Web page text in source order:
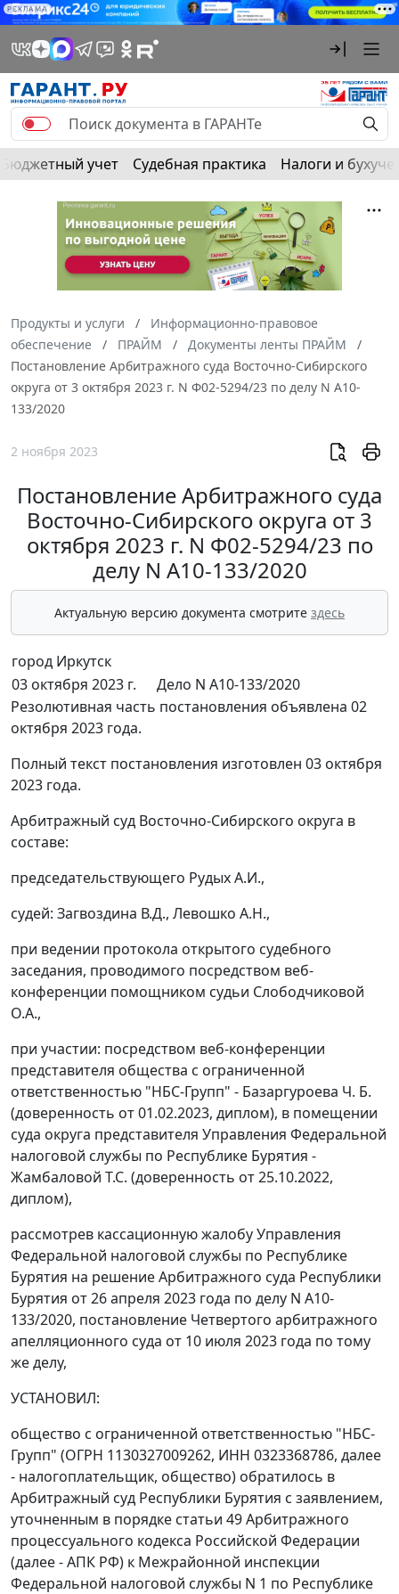
РЕКЛАМА
Бюджетный учет Судебная практика Налоги и
Продукты и услуги
Информационно-правовое
обеспечение
ПРАЙМ
Документы ленты ПРАЙМ
Постановление Арбитражного суда Восточно-Сибирского
округа от 3 октября 2023 г. N Ф02-5294/23 по делу N А10-
133/2020
2 ноября 2023
Постановление Арбитражного суда
Восточно-Сибирского округа от 3
октября 2023 г. N Ф02-5294/23 по
делу N А10-133/2020
Актуальную версию документа смотрите здесь
город Иркутск
03 октября 2023 г.
Дело N А10-133/2020
Резолютивная часть постановления объявлена 02
октября 2023 года.
Полный текст постановления изготовлен 03 октября
2023 года.
Арбитражный суд Восточно-Сибирского округа в
составе:
председательствующего Рудых А.И.,
судей: Загвоздина В.Д., Левошко А.Н.,
при ведении протокола открытого судебного
заседания, проводимого посредством веб-
конференции помощником судьи Слободчиковой
О.А.,
при участии: посредством веб-конференции
представителя общества с ограниченной
ответственностью "НБС-Групп" - Базаргуроева Ч. Б.
(доверенность от 01.02.2023, диплом), в помещении
суда округа представителя Управления Федеральной
налоговой службы по Республике Бурятия -
Жамбаловой Т.С. (доверенность от 25.10.2022,
диплом),
рассмотрев кассационную жалобу Управления
Федеральной налоговой службы по Республике
Бурятия на решение Арбитражного суда Республики
Бурятия от 26 апреля 2023 года по делу N А10-
133/2020, постановление Четвертого арбитражного
апелляционного суда от 10 июля 2023 года по тому
же делу,
УСТАНОВИЛ:
общество с ограниченной ответственностью "НБС-
Групп" (ОГРН 1130327009262, ИНН 0323368786, далее
- налогоплательщик, общество) обратилось в
Арбитражный суд Республики Бурятия с заявлением,
уточненным в порядке статьи 49 Арбитражного
процессуального кодекса Российской Федерации
(далее - АПК РФ) к Межрайонной инспекции
Федеральной налоговой службы N 1 по Республике